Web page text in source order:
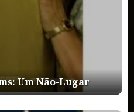
Um Não-Lugar